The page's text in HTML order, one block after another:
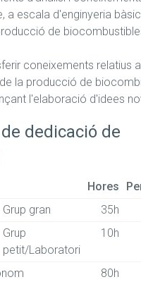
a escala d'enginyeria
de
coneixements relatius
la producció de
l'elaboració d'idees
dedicació de
Hores
Grup gran 35h
Grup
petit/Laboratori
10h
80h